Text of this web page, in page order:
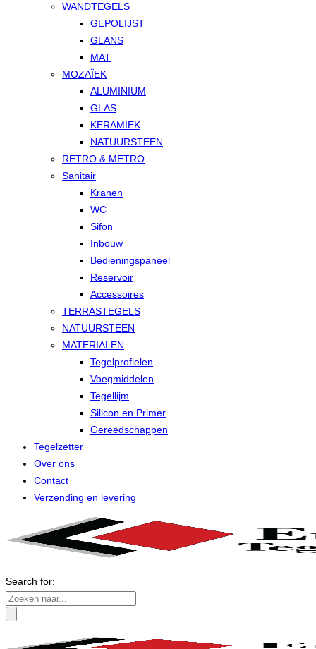
WANDTEGELS
GEPOLIJST
GLANS
MAT
MOZAÏEK
ALUMINIUM
GLAS
KERAMIEK
NATUURSTEEN
RETRO & METRO
Sanitair
Kranen
WC
Sifon
Inbouw
Bedieningspaneel
Reservoir
Accessoires
TERRASTEGELS
NATUURSTEEN
MATERIALEN
Tegelprofielen
Voegmiddelen
Tegellijm
Silicon en Primer
Gereedschappen
Tegelzetter
Over ons
Contact
Verzending en levering
Search for: